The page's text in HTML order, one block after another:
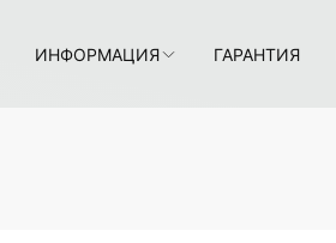
ИНФОРМАЦИЯ ГАРАНТИЯ